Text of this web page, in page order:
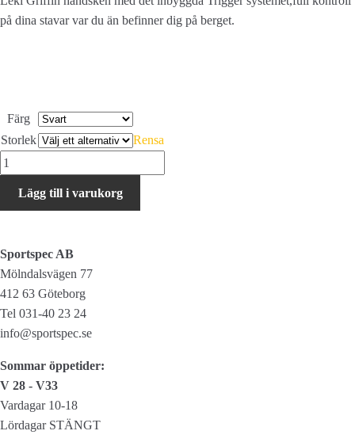
på dina stavar var du än befinner dig på berget.
Färg
Storlek
Rensa
Leki
Griffin
Lägg till i varukorg
Sportspec AB
Mölndalsvägen 77
412 63 Göteborg
Tel 031-40 23 24
info@sportspec.se
Sommar öppetider:
V 28 - V33
Vardagar 10-18
Lördagar STÄNGT